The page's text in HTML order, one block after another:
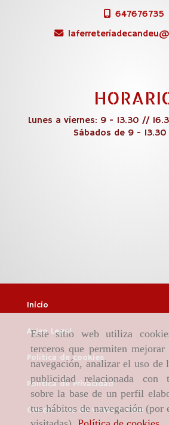
Este sitio web utiliza
terceros que permiten
navegación, analizar el uso de
publicidad relacionada con
sobre la base de un perfil
tus hábitos de navegación (por
647676735
laferreteriadecandeu
Lunes a viernes: 9 - 13.30 //
Sábados de 9 - 13.30
Inicio
Aviso Legal
Política de cookies
Política de Privacidad
Condiciones de venta Online